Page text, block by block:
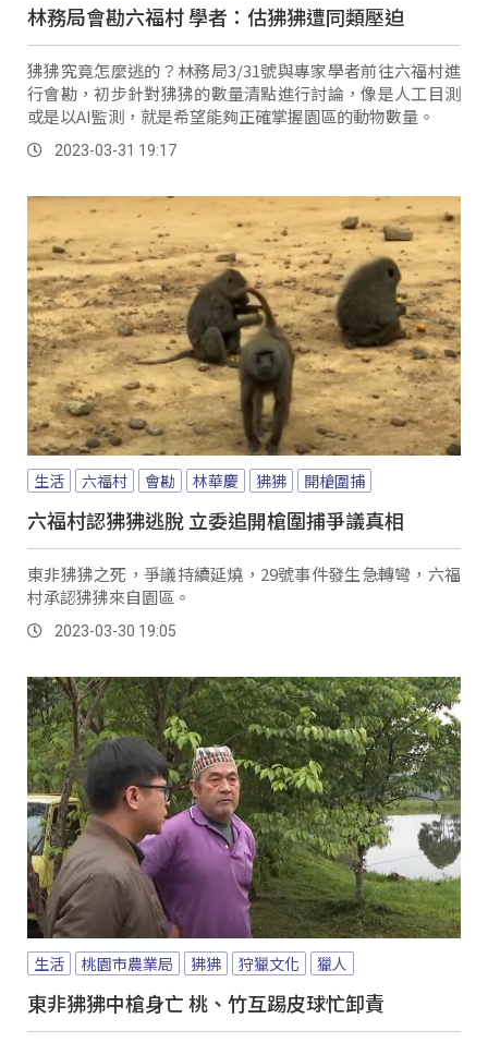
林務局會勘六福村 學者：估狒狒遭同類壓迫
狒狒究竟怎麼逃的？林務局3/31號與專家學者前往六福村進
行會勘，初步針對狒狒的數量清點進行討論，像是人工目測
或是以AI監測，就是希望能夠正確掌握園區的動物數量。
2023-03-31 19:17
生活 六福村 會勘 林華慶 狒狒 開槍圍捕
六福村認狒狒逃脫 立委追開槍圍捕爭議真相
東非狒狒之死，爭議持續延燒，29號事件發生急轉彎，六福
村承認狒狒來自園區。
2023-03-30 19:05
生活 桃園市農業局 狒狒 狩獵文化 獵人
東非狒狒中槍身亡 桃、竹互踢皮球忙卸責